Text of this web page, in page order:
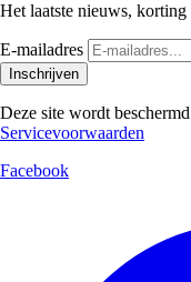
Het laatste nieuws,
E-mailadres
Inschrijven
Deze site wordt
Servicevoorwaarden
Facebook